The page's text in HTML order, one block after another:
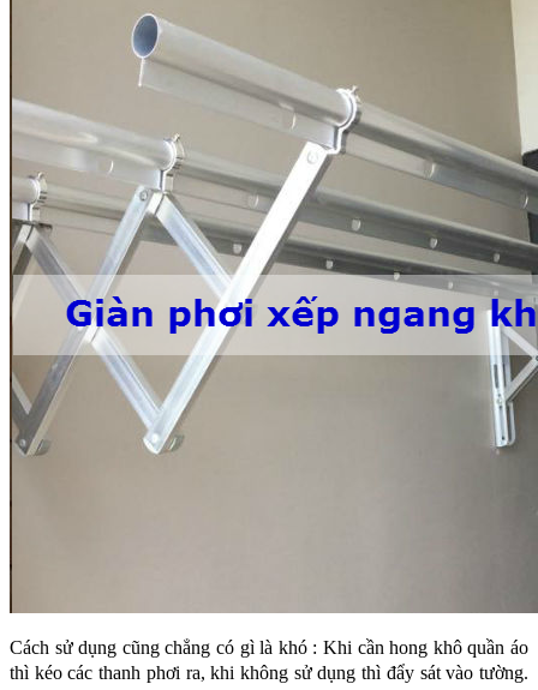
Cách sử dụng cũng chẳng có gì là khó : Khi cần hong khô quần áo
thì kéo cácthanh phơi ra, khi không sử dụng thì đẩy sát vào tường.